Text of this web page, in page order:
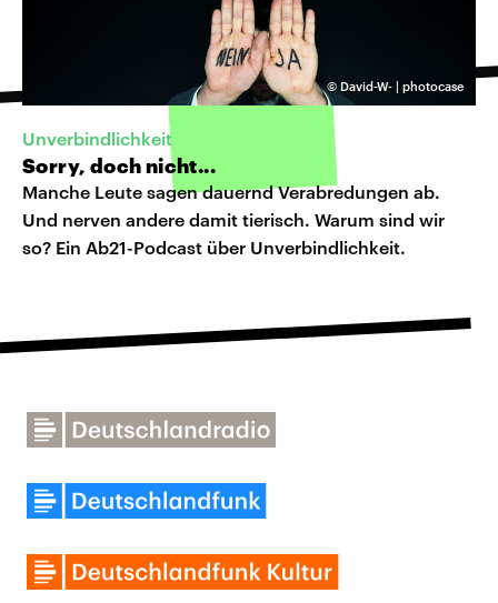
© David-W- | photocase
Unverbindlichkeit
Sorry, doch nicht...
Manche Leute sagen dauernd Verabredungen ab.
Und nerven andere damit tierisch. Warum sind wir
so? Ein Ab21-Podcast über Unverbindlichkeit.